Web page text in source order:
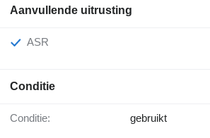
Aanvullende uitrusting
ASR
Conditie
Conditie: gebruikt